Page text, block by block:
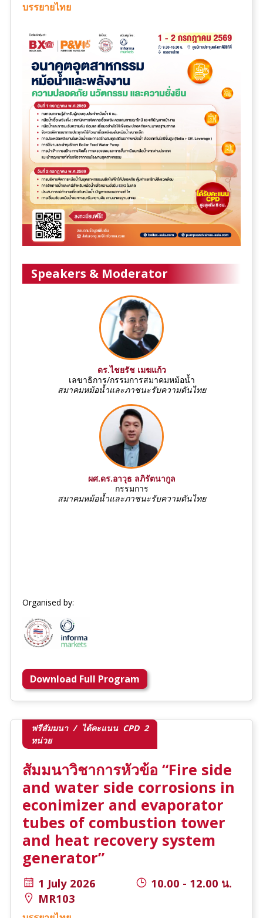
บรรยายไทย
Speakers & Moderator
ดร.ไชยรัช เมฆแก้ว
เลขาธิการ/กรรมการสมาคมหม้อน้ำ
สมาคมหม้อน้ำและภาชนะรับความดันไทย
ผศ.ดร.อาวุธ ลภิรัตนากูล
กรรมการ
สมาคมหม้อน้ำและภาชนะรับความดันไทย
Organised by:
Download Full Program
ฟรีสัมมนา / ได้คะแนน CPD 2
หน่วย
สัมมนาวิชาการหัวข้อ “Fire side
and water side corrosions in
econimizer and evaporator
tubes of combustion tower
and heat recovery system
generator”
1 July 2026
10.00 - 12.00 น.
MR103